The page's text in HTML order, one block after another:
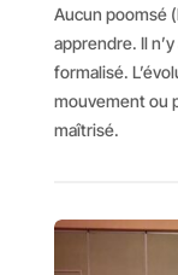
Aucun poomsé
apprendre. Il
formalisé.
mouvement ou
maîtrisé.